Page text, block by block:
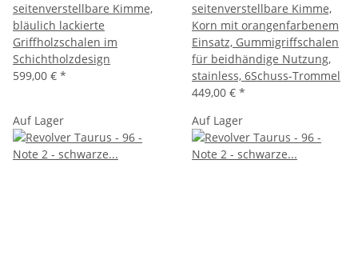
seitenverstellbare Kimme,
bläulich lackierte
Griffholzschalen im
Schichtholzdesign
599,00 € *
seitenverstellbare Kimme,
Korn mit orangenfarbenem
Einsatz, Gummigriffschalen
für beidhändige Nutzung,
stainless, 6Schuss-Trommel
449,00 € *
Auf Lager
Auf Lager